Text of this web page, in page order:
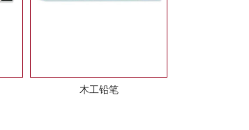
木工铅笔